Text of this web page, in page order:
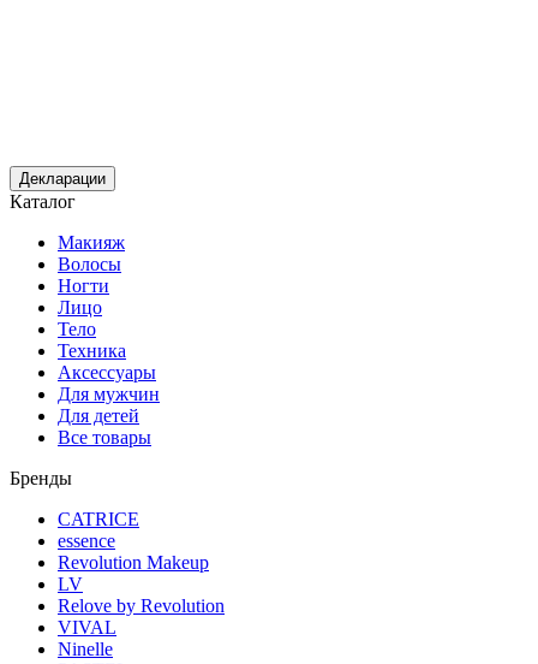
Декларации
Каталог
Макияж
Волосы
Ногти
Лицо
Тело
Техника
Аксессуары
Для мужчин
Для детей
Все товары
Бренды
CATRICE
essence
Revolution Makeup
LV
Relove by Revolution
VIVAL
Ninelle